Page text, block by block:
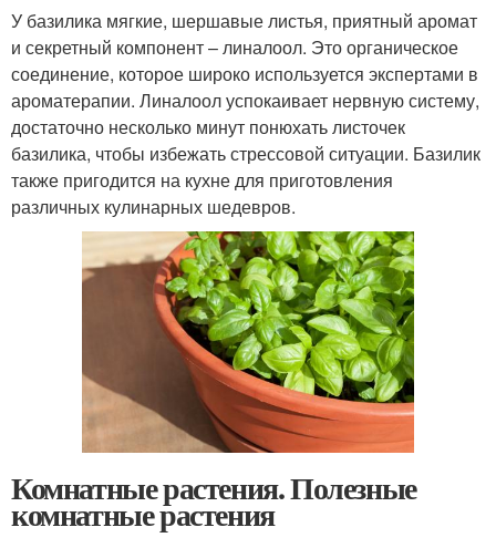
У базилика мягкие, шершавые листья, приятный аромат
и секретный компонент – линалоол. Это органическое
соединение, которое широко используется экспертами в
ароматерапии. Линалоол успокаивает нервную систему,
достаточно несколько минут понюхать листочек
базилика, чтобы избежать стрессовой ситуации. Базилик
также пригодится на кухне для приготовления
различных кулинарных шедевров.
Комнатные растения. Полезные
комнатные растения